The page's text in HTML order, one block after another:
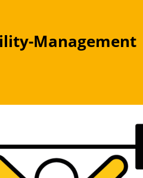
Management